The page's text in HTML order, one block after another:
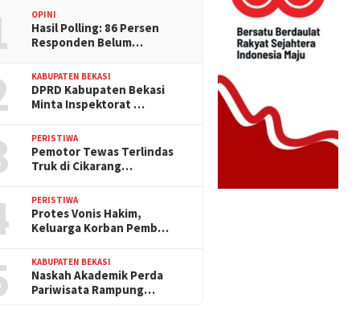
OPINI
Hasil Polling: 86 Persen
Responden Belum…
KABUPATEN BEKASI
DPRD Kabupaten Bekasi
Minta Inspektorat …
PERISTIWA
Pemotor Tewas Terlindas
Truk di Cikarang…
PERISTIWA
Protes Vonis Hakim,
Keluarga Korban Pemb…
KABUPATEN BEKASI
Naskah Akademik Perda
Pariwisata Rampung…